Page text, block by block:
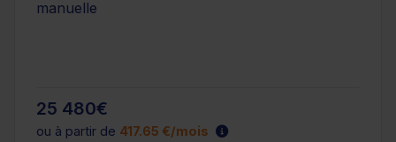
manuelle
25 480€
ou à partir de 417.65 €/mois